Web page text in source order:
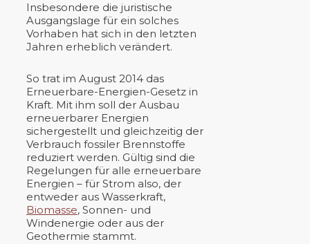
Insbesondere die juristische
Ausgangslage für ein solches
Vorhaben hat sich in den letzten
Jahren erheblich verändert.
So trat im August 2014 das
Erneuerbare-Energien-Gesetz in
Kraft. Mit ihm soll der Ausbau
erneuerbarer Energien
sichergestellt und gleichzeitig der
Verbrauch fossiler Brennstoffe
reduziert werden. Gültig sind die
Regelungen für alle erneuerbare
Energien – für Strom also, der
entweder aus Wasserkraft,
Biomasse, Sonnen- und
Windenergie oder aus der
Geothermie stammt.